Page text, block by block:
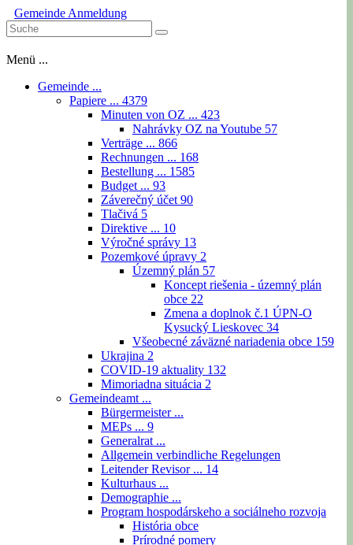
Gemeinde Anmeldung
Menü ...
Gemeinde ...
Papiere ... 4379
Minuten von OZ ... 423
Nahrávky OZ na Youtube 57
Verträge ... 866
Rechnungen ... 168
Bestellung ... 1585
Budget ... 93
Záverečný účet 90
Tlačivá 5
Direktive ... 10
Výročné správy 13
Pozemkové úpravy 2
Územný plán 57
Koncept riešenia - územný plán
obce 22
Zmena a doplnok č.1 ÚPN-O
Kysucký Lieskovec 34
Všeobecné záväzné nariadenia obce 159
Ukrajina 2
COVID-19 aktuality 132
Mimoriadna situácia 2
Gemeindeamt ...
Bürgermeister ...
MEPs ... 9
Generalrat ...
Allgemein verbindliche Regelungen
Leitender Revisor ... 14
Kulturhaus ...
Demographie ...
Program hospodárskeho a sociálneho rozvoja
História obce
Prírodné pomery